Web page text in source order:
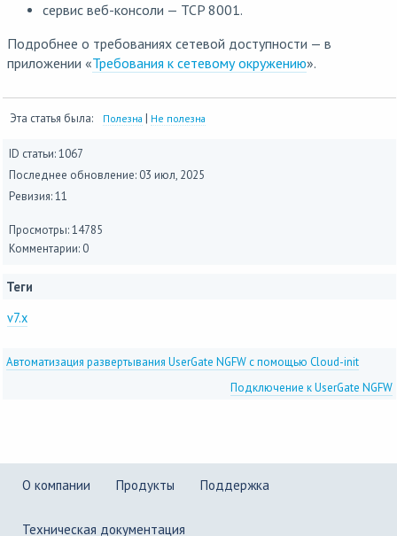
сервис веб-консоли — TCP 8001.
Подробнее о требованиях сетевой доступности — в
приложении «Требования к сетевому окружению».
Эта статья была: Полезна | Не полезна
ID статьи: 1067
Последнее обновление: 03 июл, 2025
Ревизия: 11
Просмотры: 14785
Комментарии: 0
Теги
v7.x
Автоматизация развертывания UserGate NGFW с помощью Cloud-init
Подключение к UserGate NGFW
О компании Продукты Поддержка
Техническая документация